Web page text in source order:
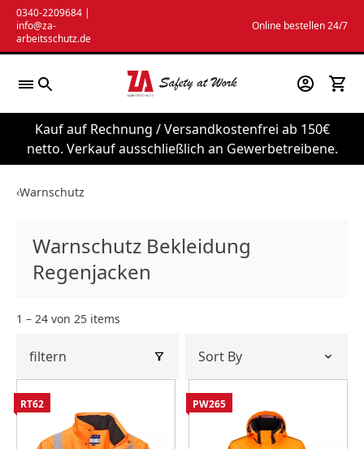
Zum
Inhalt
springen
0340-2209684 |
info@za-
arbeitsschutz.de
Online bestellen 24/7
Kauf auf Rechnung / Versandkostenfrei ab 150€
netto. Verkauf ausschließlich an Gewerbetreibene.
‹Warnschutz
Warnschutz Bekleidung
Regenjacken
1 – 24 von 25 items
filtern
RT62 PW265